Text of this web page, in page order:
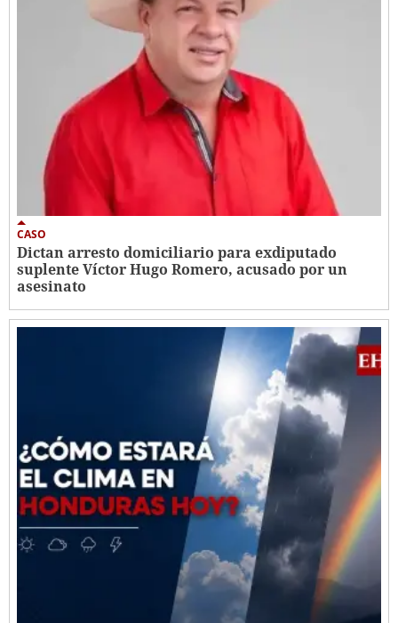
CASO
Dictan arresto domiciliario para exdiputado
suplente Víctor Hugo Romero, acusado por un
asesinato